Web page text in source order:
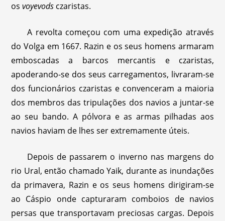
osvoyevods czaristas.
A revolta começou com uma expedição através
do Volga em 1667. Razin e os seus homens armaram
emboscadas a barcos mercantis e czaristas,
apoderando-se dos seus carregamentos, livraram-se
dos funcionários czaristas e convenceram a maioria
dos membros das tripulações dos navios a juntar-se
ao seu bando. A pólvora e as armas pilhadas aos
navios haviam de lhes ser extremamente úteis.
Depois de passarem o inverno nas margens do
rio Ural, então chamado Yaik, durante as inundações
da primavera, Razin e os seus homens dirigiram-se
ao Cáspio onde capturaram comboios de navios
persas que transportavam preciosas cargas. Depois